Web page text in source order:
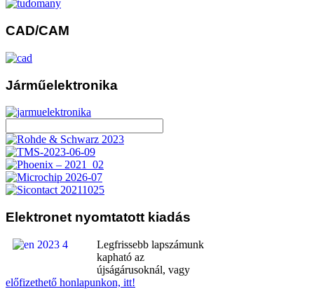
CAD/CAM
Járműelektronika
Elektronet nyomtatott kiadás
Legfrissebb lapszámunk
kapható az
újságárusoknál, vagy
előfizethető honlapunkon, itt!